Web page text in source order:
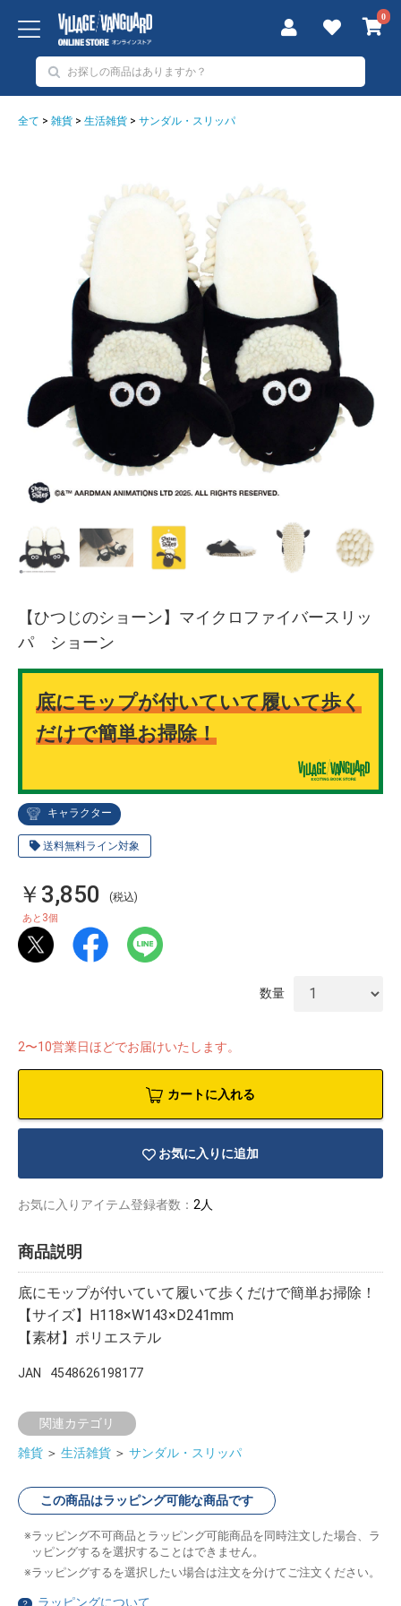
0
全て > 雑貨 > 生活雑貨 > サンダル・スリッパ
キャラクター
送料無料ライン対象
【ひつじのショーン】マイクロファイバースリッ
パ ショーン
底にモップが付いていて履いて歩く
だけで簡単お掃除！
￥3,850 (税込)
あと 3個
数量
2〜10営業日ほどでお届けいたします。
カートに入れる
お気に入りに追加
お気に入りアイテム登録者数： 2人
商品説明
底にモップが付いていて履いて歩くだけで簡単お掃除！
【サイズ】H118×W143×D241mm
【素材】ポリエステル
JAN 4548626198177
関連カテゴリ
雑貨 ＞ 生活雑貨 ＞ サンダル・スリッパ
この商品はラッピング可能な商品です
ラッピング不可商品とラッピング可能商品を同時注文した場合、ラ
ッピングするを選択することはできません。
ラッピングするを選択したい場合は注文を分けてご注文ください。
？ ラッピングについて
イラストレ
アダルトグ